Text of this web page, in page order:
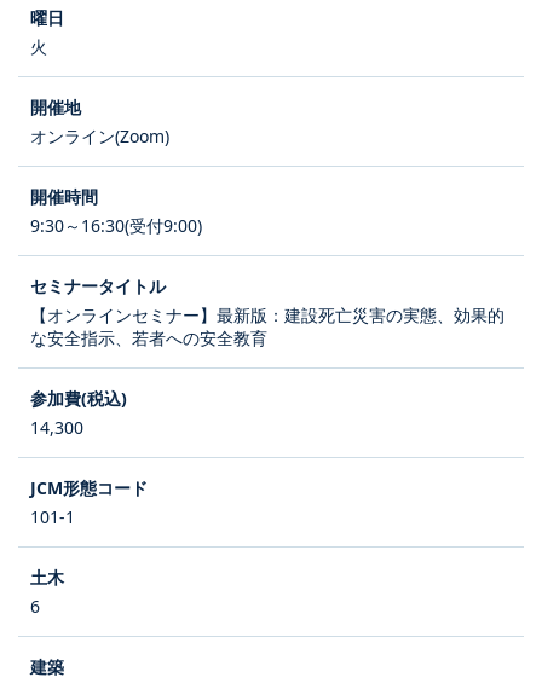
火
オンライン(Zoom)
9:30～16:30(受付9:00)
【オンラインセミナー】最新版：建設死亡災害の実態、効果的
な安全指示、若者への安全教育
14,300
101-1
6